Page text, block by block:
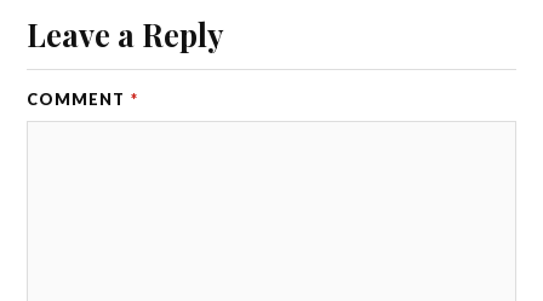
Leave a Reply
COMMENT *